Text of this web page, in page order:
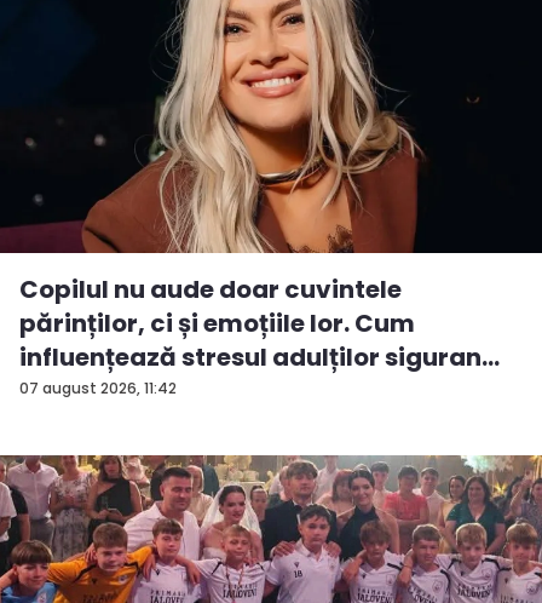
07 august 2026, 11:42
Copilul nu aude doar cuvintele
părinților, ci și emoțiile lor. Cum
influențează stresul adulților siguran...